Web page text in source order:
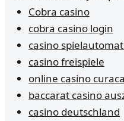
Cobra casino
cobra casino login
casino
casino freispiele
online casino
baccarat casino
casino deutschland